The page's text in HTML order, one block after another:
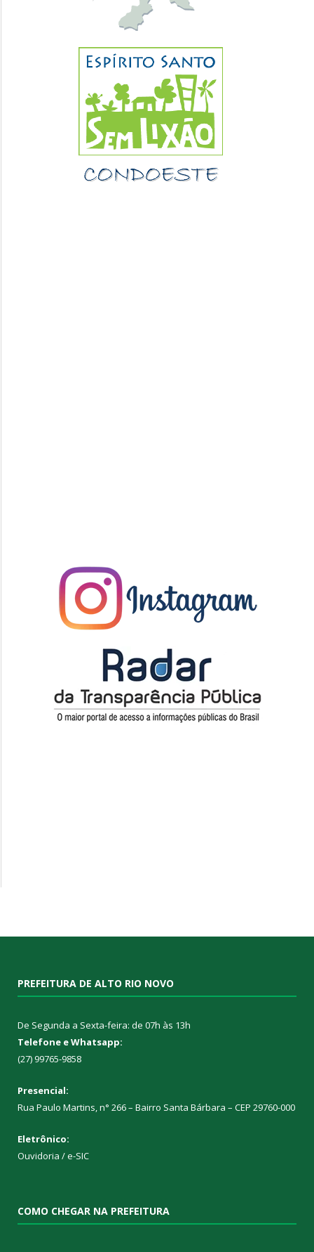
PREFEITURA DE ALTO RIO NOVO
De Segunda a Sexta-feira: de 07h às 13h
Telefone e Whatsapp:
(27) 99765-9858
Presencial:
Rua Paulo Martins, n° 266 – Bairro Santa Bárbara – CEP 29760-000
Eletrônico:
Ouvidoria /e-SIC
COMO CHEGAR NA PREFEITURA